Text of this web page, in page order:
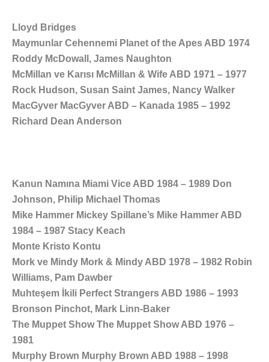
Lloyd Bridges
Maymunlar Cehennemi Planet of the Apes ABD 1974
Roddy McDowall, James Naughton
McMillan ve Karısı McMillan & Wife ABD 1971 – 1977
Rock Hudson, Susan Saint James, Nancy Walker
MacGyver MacGyver ABD – Kanada 1985 – 1992
Richard Dean Anderson
Kanun Namına Miami Vice ABD 1984 – 1989 Don
Johnson, Philip Michael Thomas
Mike Hammer Mickey Spillane’s Mike Hammer ABD
1984 – 1987 Stacy Keach
Monte Kristo Kontu
Mork ve Mindy Mork & Mindy ABD 1978 – 1982 Robin
Williams, Pam Dawber
Muhteşem İkili Perfect Strangers ABD 1986 – 1993
Bronson Pinchot, Mark Linn-Baker
The Muppet Show The Muppet Show ABD 1976 –
1981
Murphy Brown Murphy Brown ABD 1988 – 1998